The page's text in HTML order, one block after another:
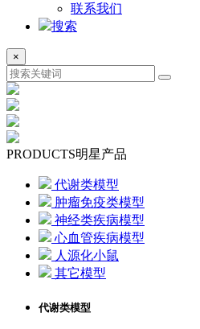
联系我们
搜索
×
PRODUCTS明星产品
代谢类模型
肿瘤免疫类模型
神经类疾病模型
心血管疾病模型
人源化小鼠
其它模型
代谢类模型